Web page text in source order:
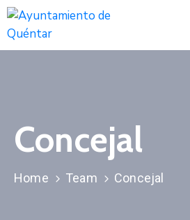
Servicios
Actualidad
Concejal
Home Team Concejal